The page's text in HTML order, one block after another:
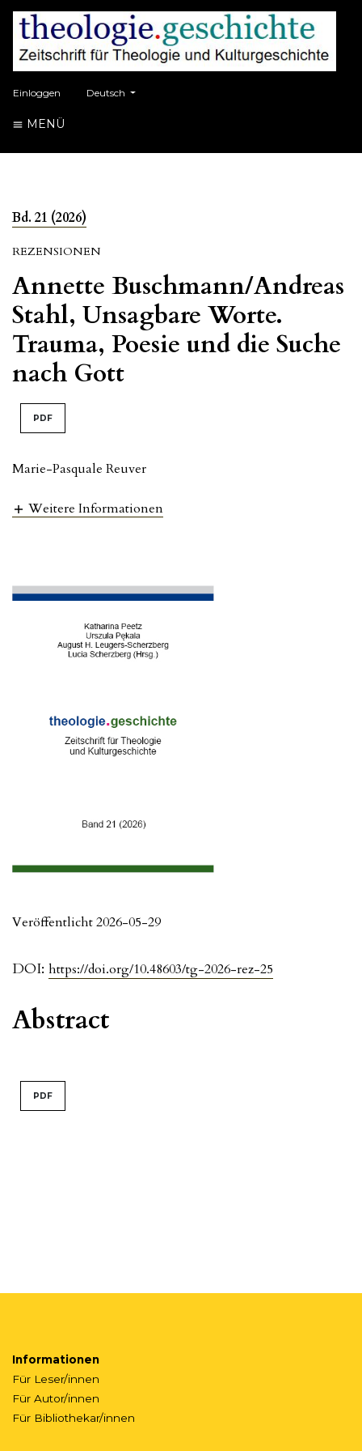
Einloggen ##plugins.themes.healthSciences.language.toggle##
Deutsch
MENÜ
Bd. 21 (2026)
REZENSIONEN
Annette Buschmann/Andreas
Stahl, Unsagbare Worte.
Trauma, Poesie und die Suche
nach Gott
PDF
Marie-Pasquale Reuver
Weitere Informationen
DOI: https://doi.org/10.48603/tg-2026-rez-25
Veröffentlicht 2026-05-29
Abstract
PDF
Informationen
Für Leser/innen
Für Autor/innen
Für Bibliothekar/innen